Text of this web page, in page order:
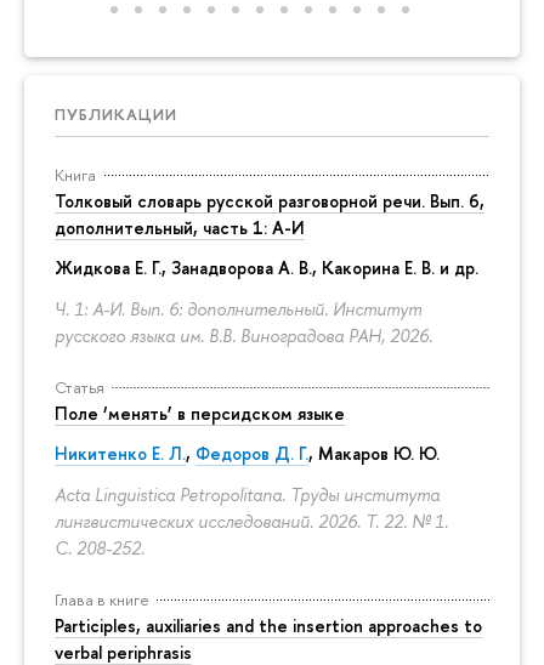
ПУБЛИКАЦИИ
Книга
Толковый словарь русской разговорной речи. Вып. 6,
дополнительный, часть 1: А-И
Жидкова Е. Г., Занадворова А. В., Какорина Е. В. и др.
Ч. 1: А-И. Вып. 6: дополнительный. Институт
русского языка им. В.В. Виноградова РАН, 2026.
Статья
Поле ‘менять’ в персидском языке
Никитенко Е. Л., Федоров Д. Г., Макаров Ю. Ю.
Acta Linguistica Petropolitana. Труды института
лингвистических исследований. 2026. Т. 22. № 1.
С. 208-252.
Глава в книге
Participles, auxiliaries and the insertion approaches to
verbal periphrasis